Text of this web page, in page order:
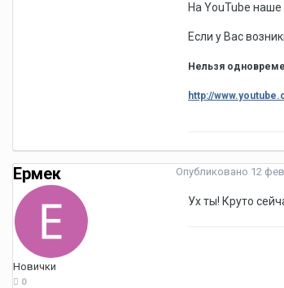
На YouTube
Если у Вас
Нельзя
http://
Ермек
Новички
0
Опубликовано 12
Ух ты! Круто